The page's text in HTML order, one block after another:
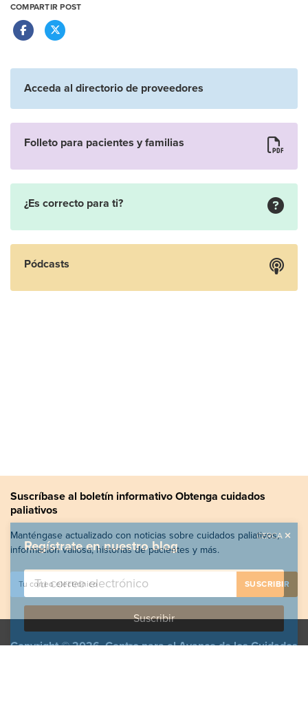
COMPARTIR POST
Acceda al directorio de proveedores
Folleto para pacientes y familias
¿Es correcto para ti?
Pódcasts
Suscríbase al boletín informativo Obtenga cuidados
paliativos
Manténgase actualizado con noticias sobre cuidados paliativos,
información valiosa, historias de pacientes y más.
Copyright © 2026, Centro para el Avance de los Cuidados
Regístrate en nuestro blog
CERCA